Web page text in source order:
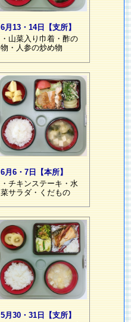
6月13・14日【支所】
・山菜入り巾着・酢の
物・人参の炒め物
6月6・7日【本所】
・チキンステーキ・水
菜サラダ・くだもの
5月30・31日【支所】